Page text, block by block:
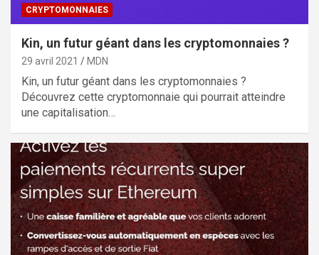
CRYPTOMONNAIES
Kin, un futur géant dans les cryptomonnaies ?
29 avril 2021 MDN
Kin, un futur géant dans les cryptomonnaies ?
Découvrez cette cryptomonnaie qui pourrait atteindre
une capitalisation…